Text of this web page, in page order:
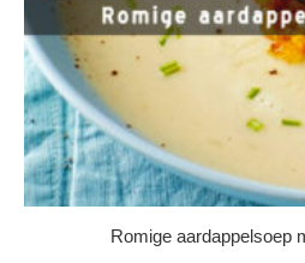
Romige aardappelsoep